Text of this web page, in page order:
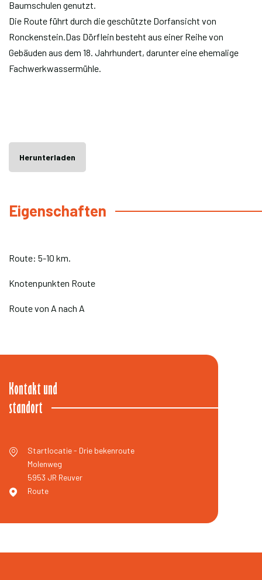
Baumschulen genutzt.
Die Route führt durch die geschützte Dorfansicht von
Ronckenstein.Das Dörflein besteht aus einer Reihe von
Gebäuden aus dem 18. Jahrhundert, darunter eine ehemalige
Fachwerkwassermühle.
Herunterladen
Eigenschaften
Route: 5-10 km.
Knotenpunkten Route
Route von A nach A
Kontakt und
standort
Startlocatie - Drie bekenroute
Molenweg
5953 JR Reuver
Route